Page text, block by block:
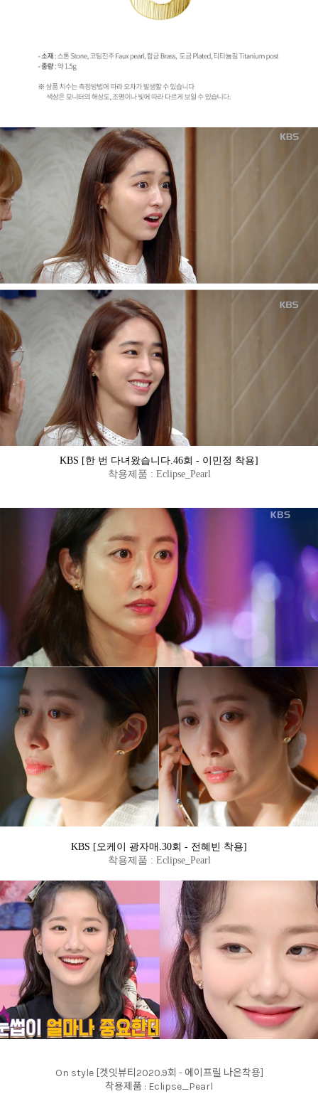
KBS [한 번 다녀왔습니다.46회 - 이민정 착용]
착용제품 : Eclipse_Pearl
KBS [오케이 광자매.30회 - 전혜빈 착용]
착용제품 : Eclipse_Pearl
On style [겟잇뷰티2020.9회 - 에이프릴 나은착용]
착용제품 : Eclipse_Pearl